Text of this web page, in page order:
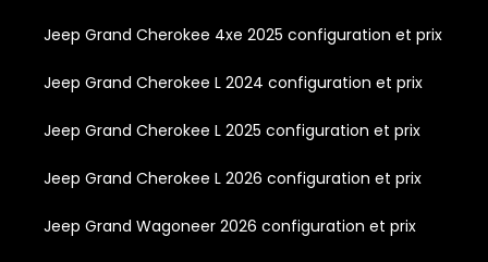
Jeep Grand Cherokee 4xe 2025 configuration et prix
Jeep Grand Cherokee L 2024 configuration et prix
Jeep Grand Cherokee L 2025 configuration et prix
Jeep Grand Cherokee L 2026 configuration et prix
Jeep Grand Wagoneer 2026 configuration et prix